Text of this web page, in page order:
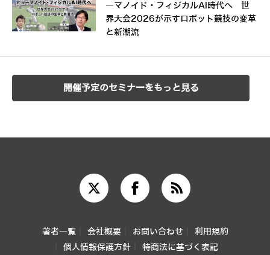
ーマノイド・フィジカルAI時代へ 世
界大会2026が示すロボット競技の変革
と新潮流
開催予定のセミナーをもっと見る
著者一覧 会社概要 お問い合わせ
利用規約
個人情報保護方針
特商法に基づく表記